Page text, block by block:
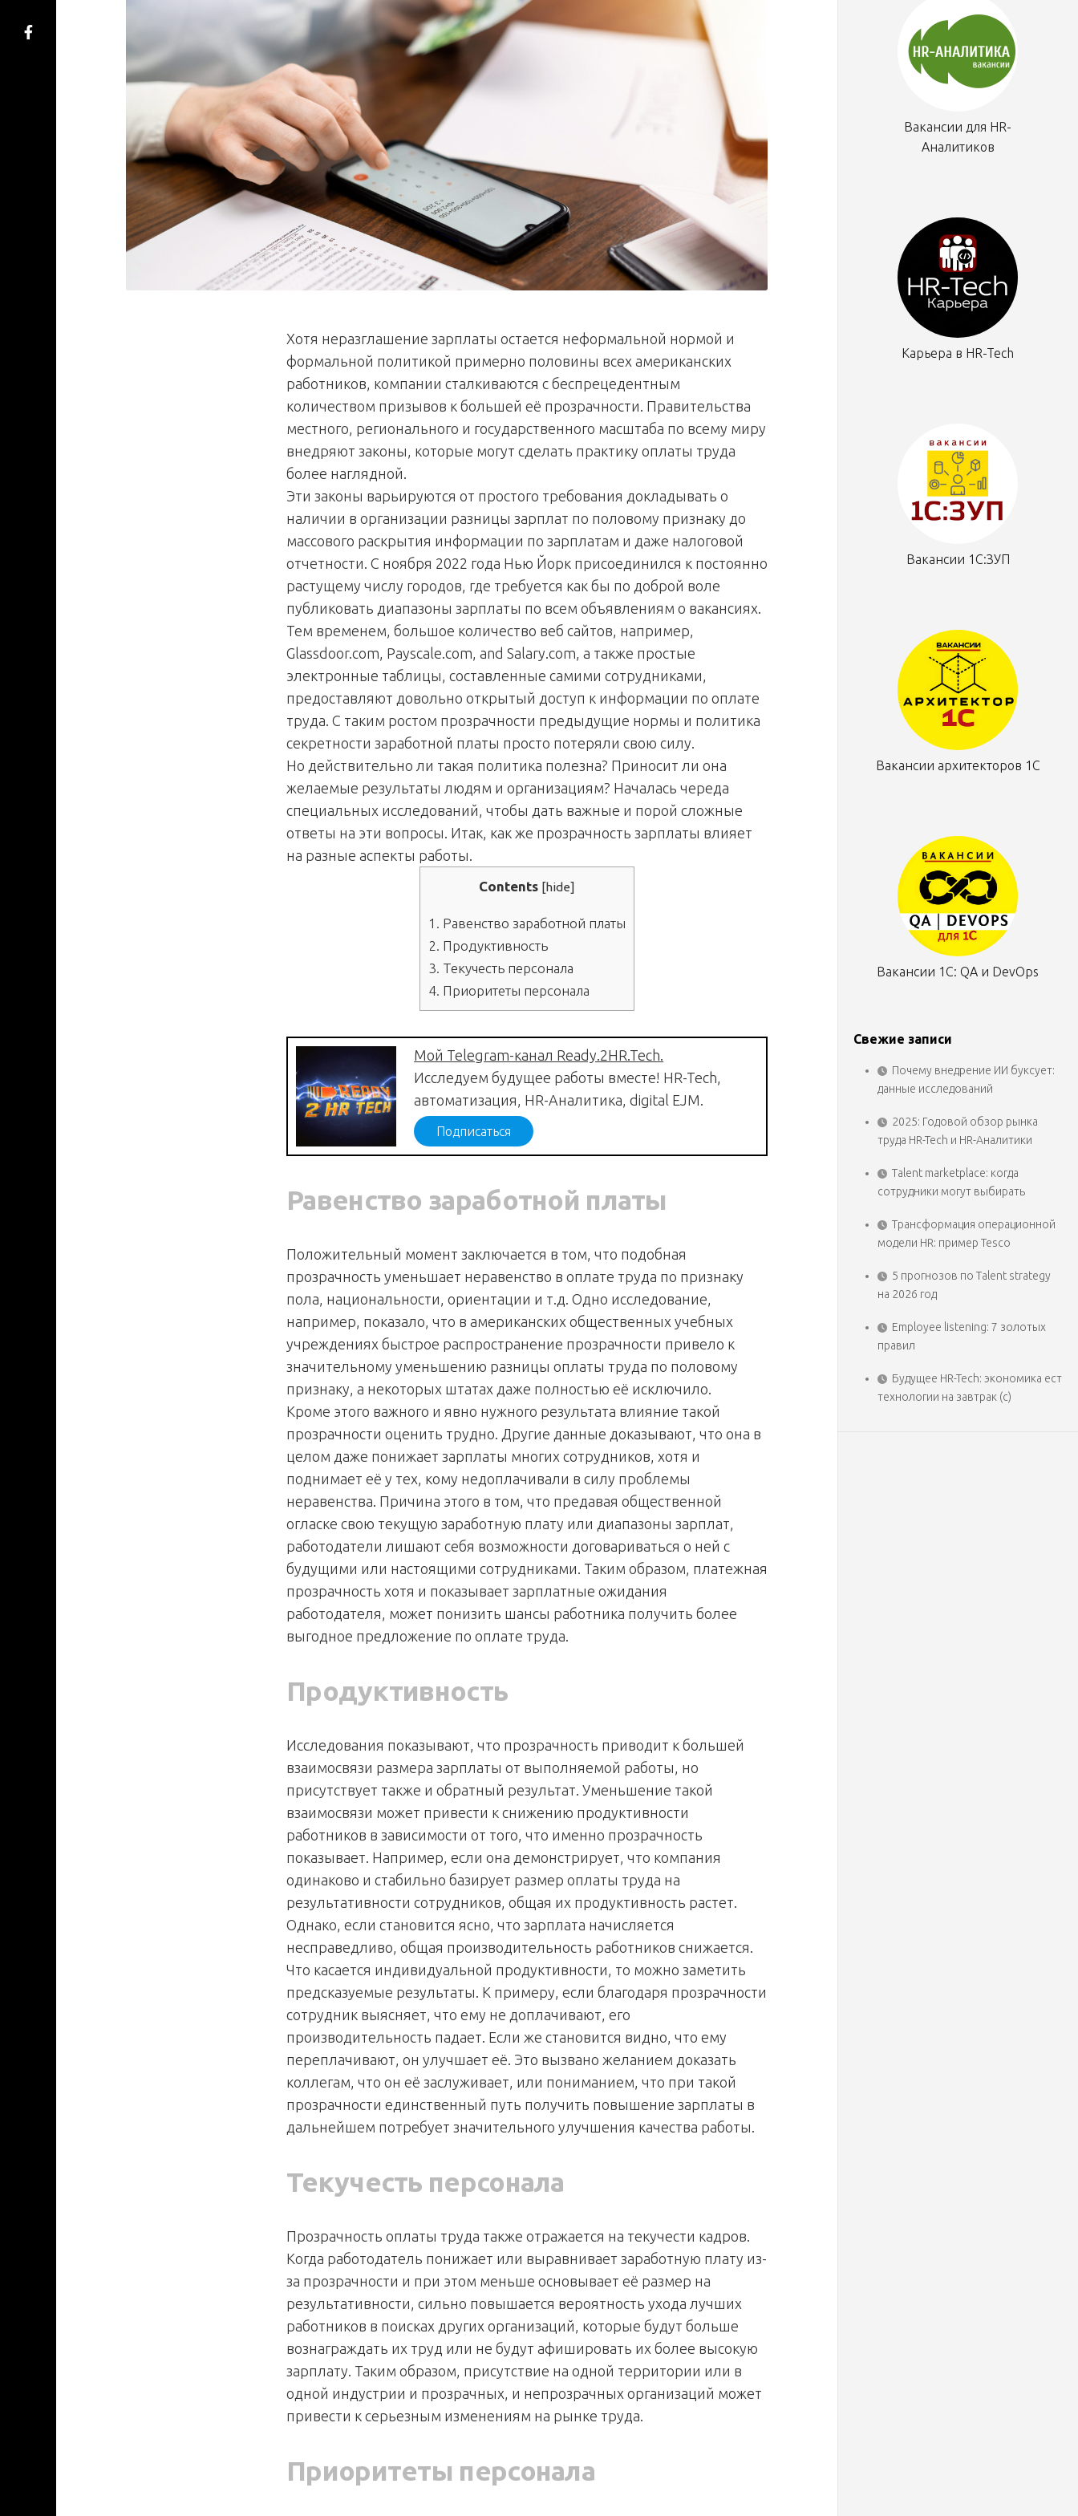
Хотя неразглашение зарплаты остается неформальной нормой и
формальной политикой примерно половины всех американских
работников, компании сталкиваются с беспрецедентным
количеством призывов к большей её прозрачности. Правительства
местного, регионального и государственного масштаба по всему миру
внедряют законы, которые могут сделать практику оплаты труда
более наглядной.
Эти законы варьируются от простого требования докладывать о
наличии в организации разницы зарплат по половому признаку до
массового раскрытия информации по зарплатам и даже налоговой
отчетности. С ноября 2022 года Нью Йорк присоединился к постоянно
растущему числу городов, где требуется как бы по доброй воле
публиковать диапазоны зарплаты по всем объявлениям о вакансиях.
Тем временем, большое количество веб сайтов, например,
Glassdoor.com, Payscale.com, and Salary.com, а также простые
электронные таблицы, составленные самими сотрудниками,
предоставляют довольно открытый доступ к информации по оплате
труда. С таким ростом прозрачности предыдущие нормы и политика
секретности заработной платы просто потеряли свою силу.
Но действительно ли такая политика полезна? Приносит ли она
желаемые результаты людям и организациям? Началась череда
специальных исследований, чтобы дать важные и порой сложные
ответы на эти вопросы. Итак, как же прозрачность зарплаты влияет
на разные аспекты работы.
Contents [hide]
1. Равенство заработной платы
2. Продуктивность
3. Текучесть персонала
4. Приоритеты персонала
Мой Telegram-канал Ready.2HR.Tech.
Исследуем будущее работы вместе! HR-Tech,
автоматизация, HR-Аналитика, digital EJM.
Подписаться
Равенство заработной платы
Положительный момент заключается в том, что подобная
прозрачность уменьшает неравенство в оплате труда по признаку
пола, национальности, ориентации и т.д. Одно исследование,
например, показало, что в американских общественных учебных
учреждениях быстрое распространение прозрачности привело к
значительному уменьшению разницы оплаты труда по половому
признаку, а некоторых штатах даже полностью её исключило.
Кроме этого важного и явно нужного результата влияние такой
прозрачности оценить трудно. Другие данные доказывают, что она в
целом даже понижает зарплаты многих сотрудников, хотя и
поднимает её у тех, кому недоплачивали в силу проблемы
неравенства. Причина этого в том, что предавая общественной
огласке свою текущую заработную плату или диапазоны зарплат,
работодатели лишают себя возможности договариваться о ней с
будущими или настоящими сотрудниками. Таким образом, платежная
прозрачность хотя и показывает зарплатные ожидания
работодателя, может понизить шансы работника получить более
выгодное предложение по оплате труда.
Продуктивность
Исследования показывают, что прозрачность приводит к большей
взаимосвязи размера зарплаты от выполняемой работы, но
присутствует также и обратный результат. Уменьшение такой
взаимосвязи может привести к снижению продуктивности
работников в зависимости от того, что именно прозрачность
показывает. Например, если она демонстрирует, что компания
одинаково и стабильно базирует размер оплаты труда на
результативности сотрудников, общая их продуктивность растет.
Однако, если становится ясно, что зарплата начисляется
несправедливо, общая производительность работников снижается.
Что касается индивидуальной продуктивности, то можно заметить
предсказуемые результаты. К примеру, если благодаря прозрачности
сотрудник выясняет, что ему не доплачивают, его
производительность падает. Если же становится видно, что ему
переплачивают, он улучшает её. Это вызвано желанием доказать
коллегам, что он её заслуживает, или пониманием, что при такой
прозрачности единственный путь получить повышение зарплаты в
дальнейшем потребует значительного улучшения качества работы.
Текучесть персонала
Прозрачность оплаты труда также отражается на текучести кадров.
Когда работодатель понижает или выравнивает заработную плату из-
за прозрачности и при этом меньше основывает её размер на
результативности, сильно повышается вероятность ухода лучших
работников в поисках других организаций, которые будут больше
вознаграждать их труд или не будут афишировать их более высокую
зарплату. Таким образом, присутствие на одной территории или в
одной индустрии и прозрачных, и непрозрачных организаций может
привести к серьезным изменениям на рынке труда.
Приоритеты персонала
Вакансии для HR-
Аналитиков
Карьера в HR-Tech
Вакансии 1С:ЗУП
Вакансии архитекторов 1С
Вакансии 1С: QA и DevOps
Свежие записи
Почему внедрение ИИ буксует:
данные исследований
2025: Годовой обзор рынка
труда HR-Tech и HR-Аналитики
Talent marketplace: когда
сотрудники могут выбирать
Трансформация операционной
модели HR: пример Tesco
5 прогнозов по Talent strategy
на 2026 год
Employee listening: 7 золотых
правил
Будущее HR-Tech: экономика ест
технологии на завтрак (с)